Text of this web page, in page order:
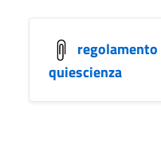
quiescienza